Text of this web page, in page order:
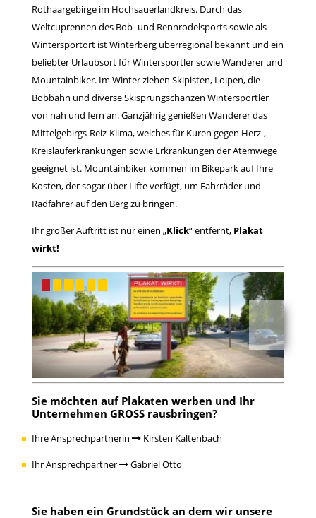
Rothaargebirge im Hochsauerlandkreis. Durch das
Weltcuprennen des Bob- und Rennrodelsports sowie als
Wintersportort ist Winterberg überregional bekannt und ein
beliebter Urlaubsort für Wintersportler sowie Wanderer und
Mountainbiker. Im Winter ziehen Skipisten, Loipen, die
Bobbahn und diverse Skisprungschanzen Wintersportler
von nah und fern an. Ganzjährig genießen Wanderer das
Mittelgebirgs-Reiz-Klima, welches für Kuren gegen Herz-,
Kreislauferkrankungen sowie Erkrankungen der Atemwege
geeignet ist. Mountainbiker kommen im Bikepark auf Ihre
Kosten, der sogar über Lifte verfügt, um Fahrräder und
Radfahrer auf den Berg zu bringen.
Ihr großer Auftritt ist nur einen „Klick“ entfernt, Plakat
wirkt!
Sie möchten auf Plakaten werben und Ihr
Unternehmen GROSS rausbringen?
Ihre Ansprechpartnerin Kirsten Kaltenbach
Ihr Ansprechpartner Gabriel Otto
Sie haben ein Grundstück an dem wir unsere